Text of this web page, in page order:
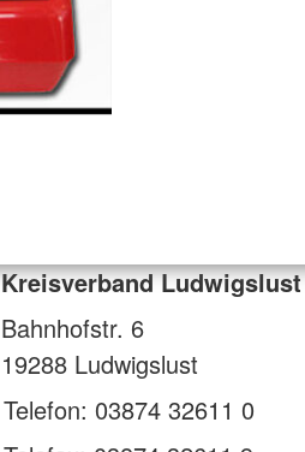
Kreisverband Ludwigslust
Bahnhofstr. 6
19288 Ludwigslust
Telefon: 03874 32611 0